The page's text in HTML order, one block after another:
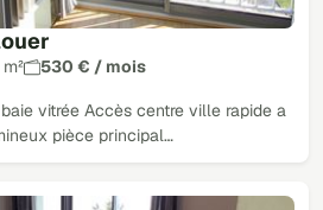
530 € / mois
vitrée Accès centre ville rapide a
pièce principal…